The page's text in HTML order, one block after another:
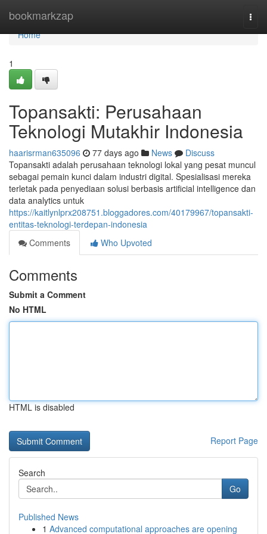
bookmarkzap
Home
Home
1
Topansakti: Perusahaan
Teknologi Mutakhir Indonesia
haarisrman635096 77 days ago News
Discuss
Topansakti adalah perusahaan teknologi lokal yang pesat muncul
sebagai pemain kunci dalam industri digital. Spesialisasi mereka
terletak pada penyediaan solusi berbasis artificial intelligence dan
data analytics untuk
https://kaitlynlprx208751.bloggadores.com/40179967/topansakti-
entitas-teknologi-terdepan-indonesia
Comments
Who Upvoted
Comments
Submit a Comment
No HTML
HTML is disabled
Report Page
Search
Go
Published News
1 Advanced computational approaches are opening